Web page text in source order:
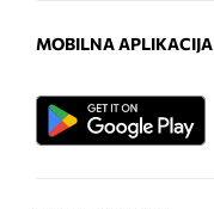
MOBILNA APLIKACIJA